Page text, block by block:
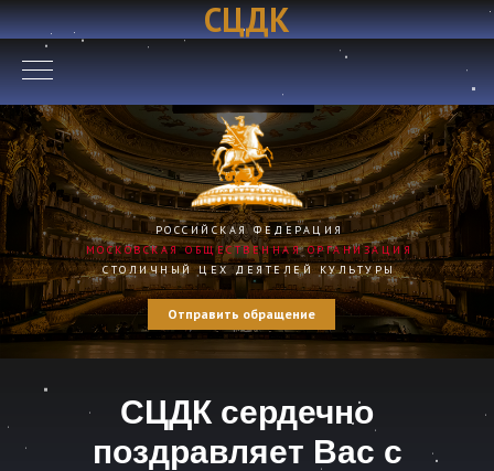
СЦДК
Отправить обращение
РОССИЙСКАЯ ФЕДЕРАЦИЯ
МОСКОВСКАЯ ОБЩЕСТВЕННАЯ ОРГАНИЗАЦИЯ
СТОЛИЧНЫЙ ЦЕХ ДЕЯТЕЛЕЙ КУЛЬТУРЫ
СЦДК сердечно
поздравляет Вас с